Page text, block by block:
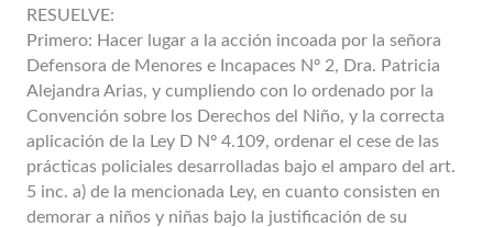
RESUELVE:
Primero: Hacer lugar a la acción incoada por la señora
Defensora de Menores e Incapaces Nº 2, Dra. Patricia
Alejandra Arias, y cumpliendo con lo ordenado por la
Convención sobre los Derechos del Niño, y la correcta
aplicación de la Ley D Nº 4.109, ordenar el cese de las
prácticas policiales desarrolladas bajo el amparo del art.
5 inc. a) de la mencionada Ley, en cuanto consisten en
demorar a niños y niñas bajo la justificación de su